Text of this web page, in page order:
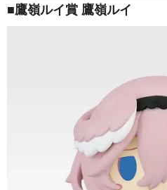
■鷹嶺ルイ賞 鷹嶺ルイ